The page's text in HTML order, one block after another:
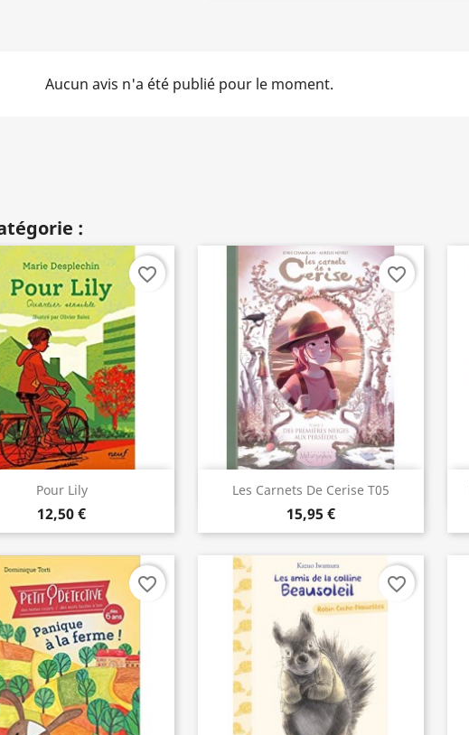
Aucun avis n'a été publié pour le moment.
:
Pour Lily
12,50 €
Aperçu rapide
favorite_border
Les Carnets De Cerise T05
15,95 €
Aperçu rapide
favorite_border
favorite_border favorite_border